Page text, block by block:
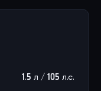
1.5 л / 105 л.с.